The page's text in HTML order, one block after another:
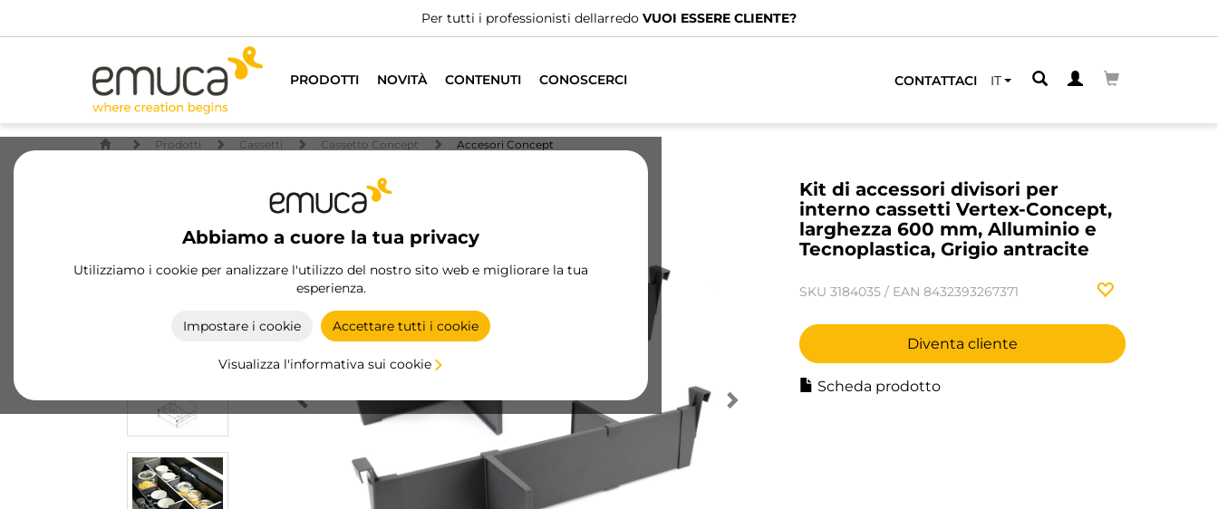
Per tutti i professionisti dellarredo VUOI ESSERE CLIENTE?
PRODOTTI NOVITÀ CONTENUTI CONOSCERCI CONTATTACI IT
Abbiamo a cuore la tua privacy
Utilizziamo i cookie per analizzare l'utilizzo del nostro sito web e migliorare la tua
esperienza.
Impostare i cookie Accettare tutti i cookie
Visualizza l'informativa sui cookie
Prodotti Cassetti Cassetto Concept Accesori Concept
Kit di accessori divisori per
interno cassetti Vertex-Concept,
larghezza 600 mm, Alluminio e
Tecnoplastica, Grigio antracite
SKU 3184035 / EAN 8432393267371
Diventa cliente
Scheda prodotto